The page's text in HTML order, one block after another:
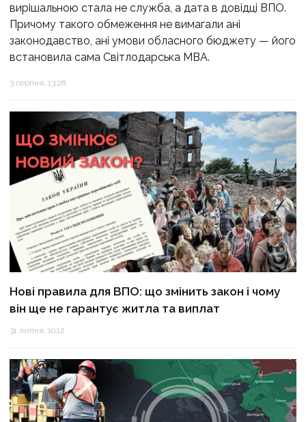
вирішальною стала не служба, а дата в довідці ВПО.
Причому такого обмеження не вимагали ані
законодавство, ані умови обласного бюджету — його
встановила сама Світлодарська МВА.
3 серпня, 13:28
Нові правила для ВПО: що змінить закон і чому
він ще не гарантує житла та виплат
31 липня, 10:12